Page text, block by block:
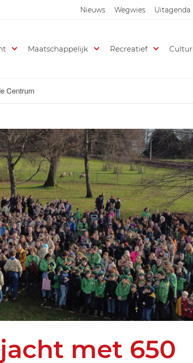
Nieuws Wegwies Uitagenda
Maatschappelijk Recreatief
Centrum
met 650